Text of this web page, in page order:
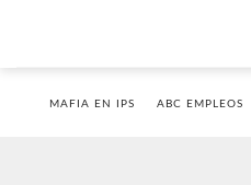
MAFIA EN IPS ABC EMPLEOS